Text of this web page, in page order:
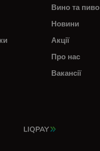
Вино та пиво
Новини
Акції
Про нас
Вакансії